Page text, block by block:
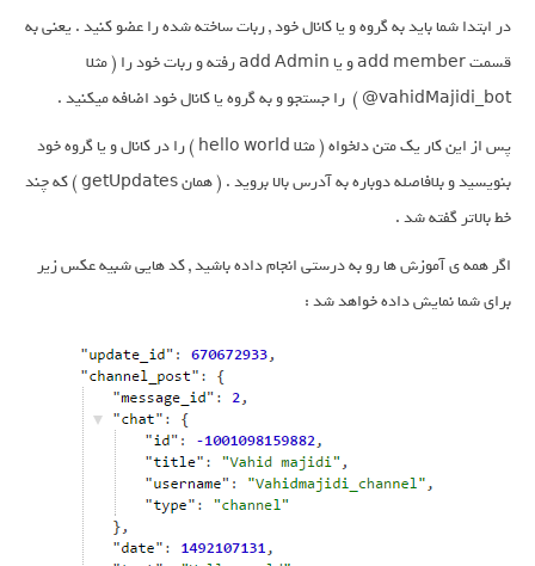
در ابتدا شما باید به گروه و یا کانال خود , ربات ساخته شده را عضو کنید . یعنی به
قسمت add member و یا add Admin رفته و ربات خود را ( مثلا
vahidMajidi_bot@ ) را جستجو و به گروه یا کانال خود اضافه میکنید .
پس از این کار یک متن دلخواه ( مثلا hello world ) را در کانال و یا گروه خود
بنویسید و بلافاصله دوباره به آدرس بالا بروید . ( همان getUpdates ) که چند
خط بالاتر گفته شد .
اگر همه ی آموزش ها رو به درستی انجام داده باشید , کد هایی شبیه عکس زیر
برای شما نمایش داده خواهد شد :